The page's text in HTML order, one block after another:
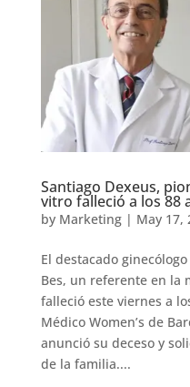
Santiago Dexeus,
vitro falleció a los 88
by Marketing| May 17,
El destacado
Bes, un referente en la
falleció este viernes a
Médico Women’s de
anunció su deceso y
de la familia....